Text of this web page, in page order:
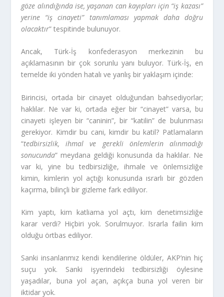
göze alındığında ise, yaşanan can kayıpları için “iş kazası”
yerine “iş cinayeti” tanımlaması yapmak daha doğru
olacaktır” tespitinde bulunuyor.
Ancak, Türk-İş konfederasyon merkezinin bu
açıklamasının bir çok sorunlu yanı buluyor. Türk-İş, en
temelde iki yönden hatalı ve yanlış bir yaklaşım içinde:
Birincisi, ortada bir cinayet olduğundan bahsediyorlar;
haklılar. Ne var ki, ortada eğer bir “cinayet” varsa, bu
cinayeti işleyen bir “caninin”, bir “katilin” de bulunması
gerekiyor. Kimdir bu cani, kimdir bu katil? Patlamaların
“tedbirsizlik, ihmal ve gerekli önlemlerin alınmadığı
sonucunda” meydana geldiği konusunda da haklılar. Ne
var ki, yine bu tedbirsizliğe, ihmale ve önlemsizliğe
kimin, kimlerin yol açtığı konusunda ısrarlı bir gözden
kaçırma, bilinçli bir gizleme fark ediliyor.
Kim yaptı, kim katliama yol açtı, kim denetimsizliğe
karar verdi? Hiçbiri yok. Sorulmuyor. Israrla failin kim
olduğu örtbas ediliyor.
Sanki insanlarımız kendi kendilerine öldüler, AKP’nin hiç
suçu yok. Sanki işyerindeki tedbirsizliği öylesine
yaşadılar, buna yol açan, açıkça buna yol veren bir
iktidar yok.